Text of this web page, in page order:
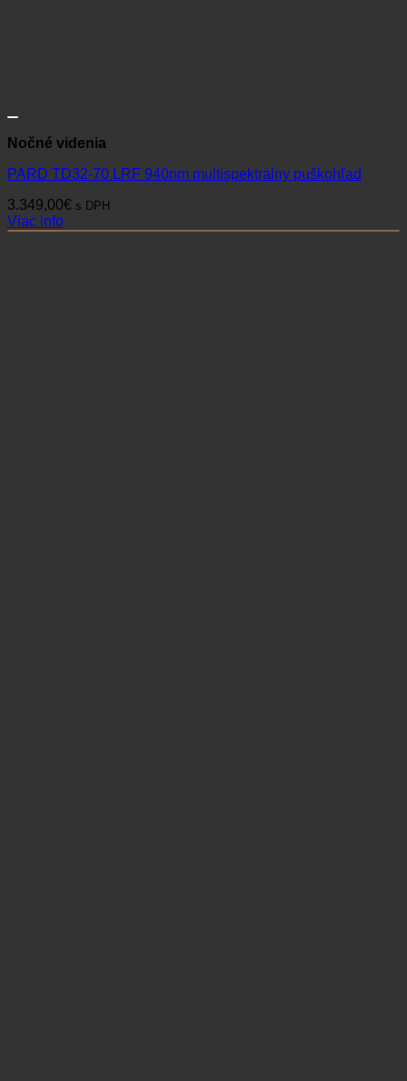
Nočné videnia
PARD TD32-70 LRF 940nm multispektrálny puškohľad
3.349,00€ s DPH
Viac info